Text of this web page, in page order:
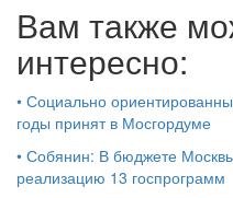
Вам также
интересно:
• Социально
годы принят в Мосгордуме
• Собянин: В бюджете
реализацию 13 госпрограмм